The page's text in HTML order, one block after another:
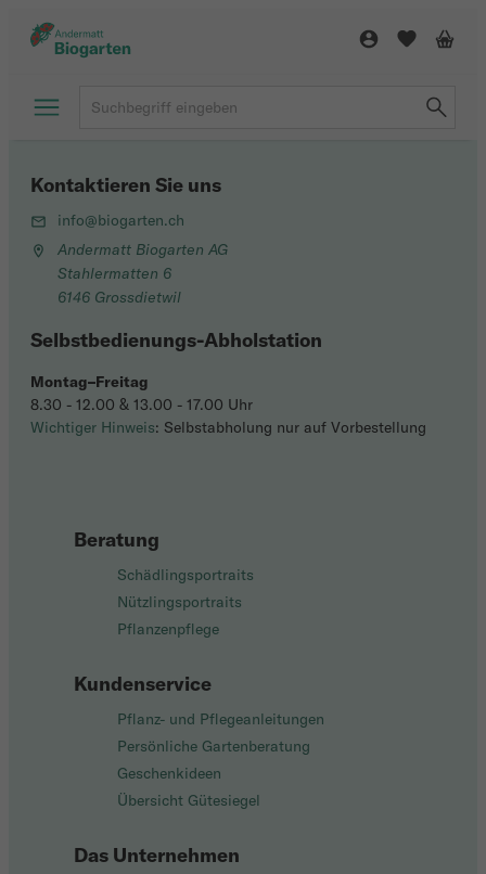
Beratung
Schädlingsportraits
Nützlingsportraits
Pflanzenpflege
Kundenservice
Pflanz- und Pflegeanleitungen
Persönliche Gartenberatung
Geschenkideen
Übersicht Gütesiegel
Das Unternehmen
Kontaktieren Sie uns
info@biogarten.ch
Andermatt Biogarten AG
Stahlermatten 6
6146 Grossdietwil
Selbstbedienungs-Abholstation
Montag–Freitag
8.30 - 12.00 & 13.00 - 17.00 Uhr
Wichtiger Hinweis: Selbstabholung nur auf Vorbestellung